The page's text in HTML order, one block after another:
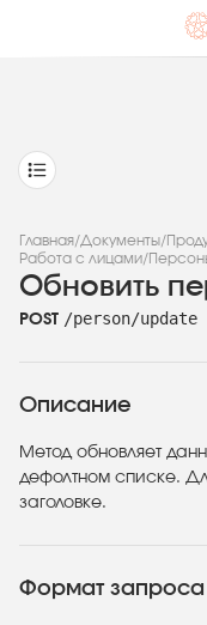
Главная/Документы/
Работа с лицами/
Обновить
POST /person/update
Описание
Метод обновляет
дефолтном списке.
заголовке.
Формат запроса